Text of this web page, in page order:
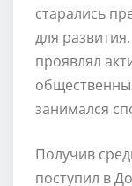
старались
для
проявлял
занимался
Получив
поступил в